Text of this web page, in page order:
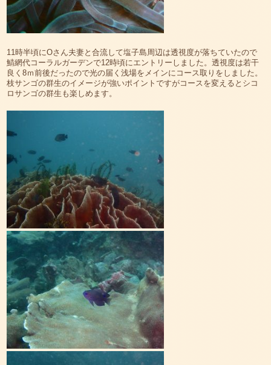
11時半頃にOさん夫妻と合流して塩子島周辺は透視度が落ちていたので
鯖網代コーラルガーデンで12時頃にエントリーしました。透視度は若干
良く8ｍ前後だったので光の届く浅場をメインにコース取りをしました。
枝サンゴの群生のイメージが強いポイントですがコースを変えるとシコ
ロサンゴの群生も楽しめます。